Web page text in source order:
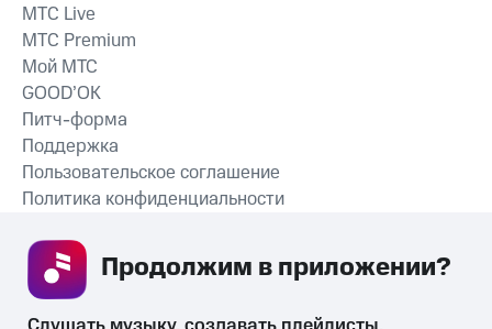
СКАЧАТЬ ПРИЛОЖЕНИЕ
MTС Live
MTС Premium
Мой МТС
GOOD’OK
Питч-форма
Поддержка
Пользовательское соглашение
Политика конфиденциальности